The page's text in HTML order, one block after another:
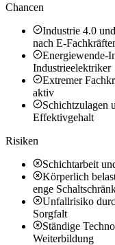
Chancen
Industrie 4.0
nach E-
Energiewende-
Industrieelektriker
Extremer
aktiv
Schichtzulagen
Effektivgehalt
Risiken
Schichtarbeit
Körperlich
enge
Unfallrisiko
Sorgfalt
Ständige
Weiterbildung